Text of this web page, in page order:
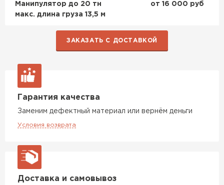
Манипулятор до 20 тн
макс. длина груза 13,5 м
от 16 000 руб
ЗАКАЗАТЬ С ДОСТАВКОЙ
Гарантия качества
Заменим дефектный материал или вернём деньги
Условия возврата
Доставка и самовывоз
Доборные элементы для кровли